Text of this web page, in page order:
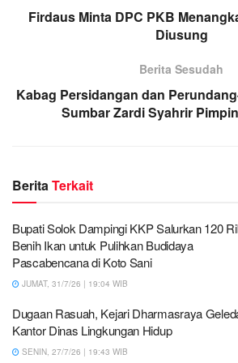
Firdaus Minta DPC PKB
Diusung
Berita Sesudah
Kabag Persidangan dan
Sumbar Zardi Syahrir
BeritaTerkait
Bupati Solok Dampingi KKP Salurkan 120
Benih Ikan untuk Pulihkan Budidaya
Pascabencana di Koto Sani
JUMAT, 31/7/26 | 19:04 WIB
Dugaan Rasuah, Kejari Dharmasraya
Kantor Dinas Lingkungan Hidup
SENIN, 27/7/26 | 19:43 WIB